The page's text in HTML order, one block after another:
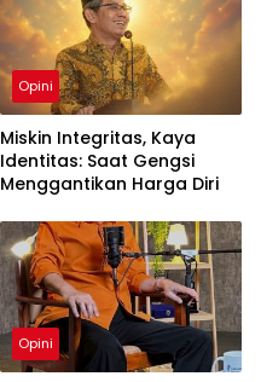
Opini
Miskin Integritas, Kaya
Identitas: Saat Gengsi
Menggantikan Harga Diri
Opini